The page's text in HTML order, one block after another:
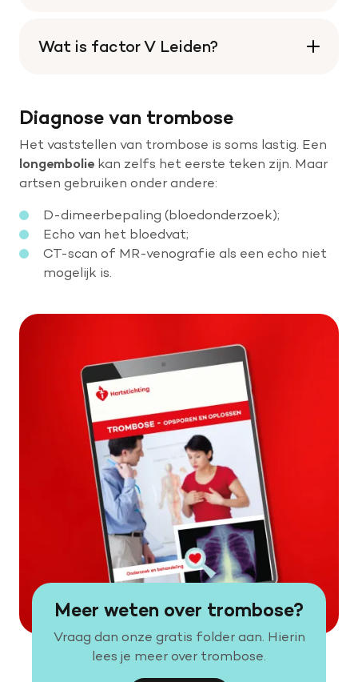
Wat is factor V Leiden?
Diagnose van trombose
Het vaststellen van trombose is soms lastig. Een
longembolie kan zelfs het eerste teken zijn. Maar
artsen gebruiken onder andere:
D-dimeerbepaling (bloedonderzoek);
Echo van het bloedvat;
CT-scan of MR-venografie als een echo niet
mogelijk is.
Meer weten over trombose?
Vraag dan onze gratis folder aan. Hierin
lees je meer over trombose.